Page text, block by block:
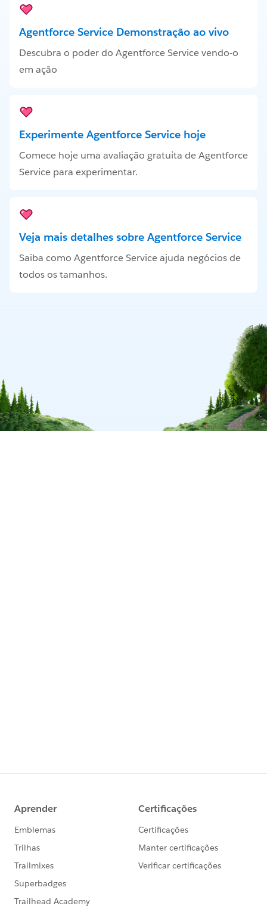
Agentforce Service Demonstração ao vivo
Descubra o poder do Agentforce Service vendo-o
em ação
Experimente Agentforce Service hoje
Comece hoje uma avaliação gratuita de Agentforce
Service para experimentar.
Veja mais detalhes sobre Agentforce Service
Saiba como Agentforce Service ajuda negócios de
todos os tamanhos.